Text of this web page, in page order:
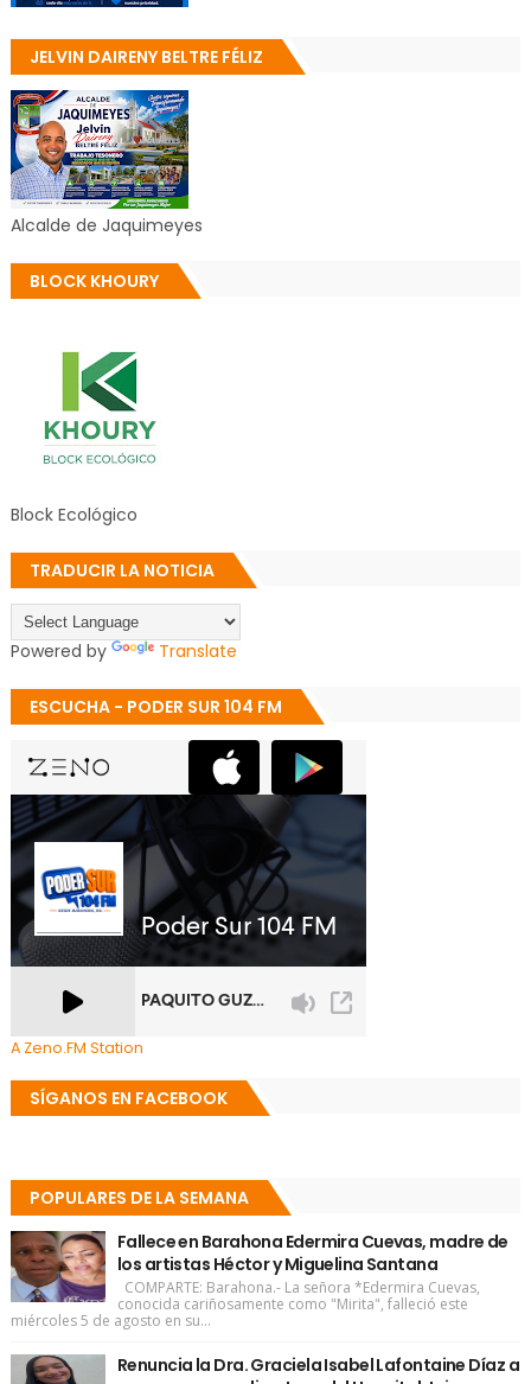
JELVIN DAIRENY BELTRE FÉLIZ
Alcalde de Jaquimeyes
BLOCK KHOURY
Block Ecológico
TRADUCIR LA NOTICIA
Powered by Translate
ESCUCHA - PODER SUR 104 FM
A Zeno.FM Station
SÍGANOS EN FACEBOOK
POPULARES DE LA SEMANA
Fallece en Barahona Edermira Cuevas, madre de
los artistas Héctor y Miguelina Santana
COMPARTE: Barahona.- La señora *Edermira Cuevas,
conocida cariñosamente como "Mirita", falleció este
miércoles 5 de agosto en su...
Renuncia la Dra. Graciela Isabel Lafontaine Díaz a